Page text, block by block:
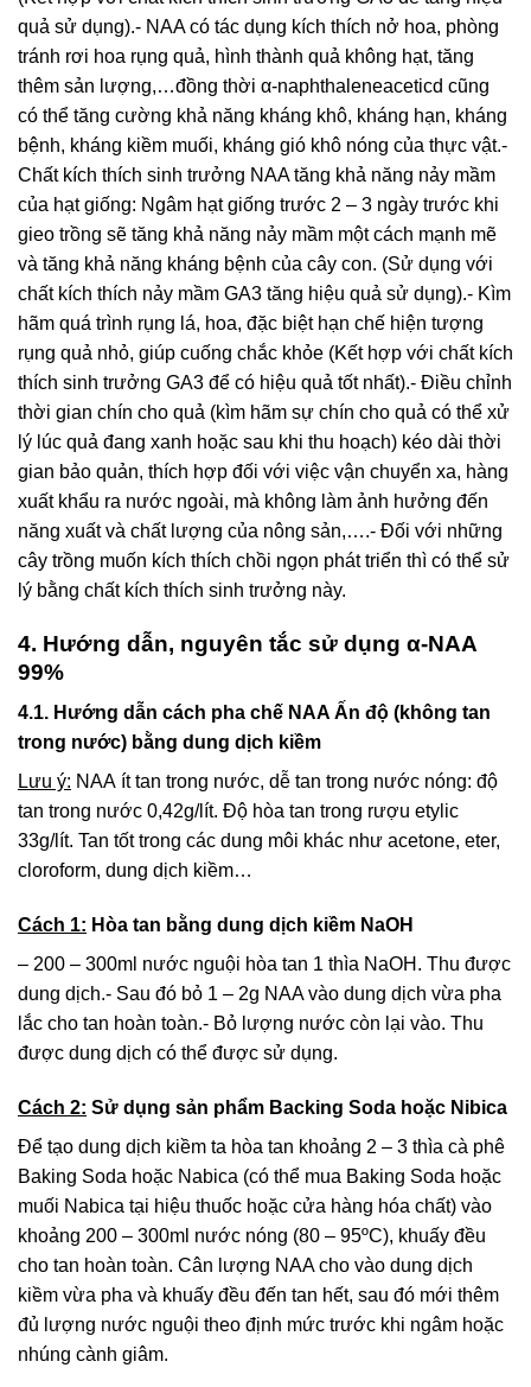
quả sử dụng).- NAA có tác dụng kích thích nở hoa, phòng
tránh rơi hoa rụng quả, hình thành quả không hạt, tăng
thêm sản lượng,…đồng thời α-naphthaleneaceticd cũng
có thể tăng cường khả năng kháng khô, kháng hạn, kháng
bệnh, kháng kiềm muối, kháng gió khô nóng của thực vật.-
Chất kích thích sinh trưởng NAA tăng khả năng nảy mầm
của hạt giống: Ngâm hạt giống trước 2 – 3 ngày trước khi
gieo trồng sẽ tăng khả năng nảy mầm một cách mạnh mẽ
và tăng khả năng kháng bệnh của cây con. (Sử dụng với
chất kích thích nảy mầm GA3 tăng hiệu quả sử dụng).- Kìm
hãm quá trình rụng lá, hoa, đặc biệt hạn chế hiện tượng
rụng quả nhỏ, giúp cuống chắc khỏe (Kết hợp với chất kích
thích sinh trưởng GA3 để có hiệu quả tốt nhất).- Điều chỉnh
thời gian chín cho quả (kìm hãm sự chín cho quả có thể xử
lý lúc quả đang xanh hoặc sau khi thu hoạch) kéo dài thời
gian bảo quản, thích hợp đối với việc vận chuyển xa, hàng
xuất khẩu ra nước ngoài, mà không làm ảnh hưởng đến
năng xuất và chất lượng của nông sản,….- Đối với những
cây trồng muốn kích thích chồi ngọn phát triển thì có thể sử
lý bằng chất kích thích sinh trưởng này.
4. Hướng dẫn, nguyên tắc sử dụng α-NAA
99%
4.1. Hướng dẫn cách pha chế NAA Ấn độ (không tan
trong nước) bằng dung dịch kiềm
Lưu ý: NAA ít tan trong nước, dễ tan trong nước nóng: độ
tan trong nước 0,42g/lít. Độ hòa tan trong rượu etylic
33g/lít. Tan tốt trong các dung môi khác như acetone, eter,
cloroform, dung dịch kiềm…
Cách 1: Hòa tan bằng dung dịch kiềm NaOH
– 200 – 300ml nước nguội hòa tan 1 thìa NaOH. Thu được
dung dịch.- Sau đó bỏ 1 – 2g NAA vào dung dịch vừa pha
lắc cho tan hoàn toàn.- Bỏ lượng nước còn lại vào. Thu
được dung dịch có thể được sử dụng.
Cách 2: Sử dụng sản phẩm Backing Soda hoặc Nibica
Để tạo dung dịch kiềm ta hòa tan khoảng 2 – 3 thìa cà phê
Baking Soda hoặc Nabica (có thể mua Baking Soda hoặc
muối Nabica tại hiệu thuốc hoặc cửa hàng hóa chất) vào
khoảng 200 – 300ml nước nóng (80 – 95ºC), khuấy đều
cho tan hoàn toàn. Cân lượng NAA cho vào dung dịch
kiềm vừa pha và khuấy đều đến tan hết, sau đó mới thêm
đủ lượng nước nguội theo định mức trước khi ngâm hoặc
nhúng cành giâm.